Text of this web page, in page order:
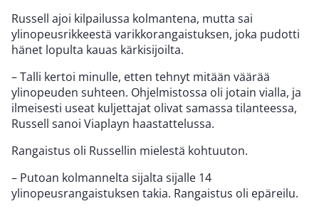
Russell ajoi kilpailussa kolmantena, mutta sai
ylinopeusrikkeestä varikkorangaistuksen, joka pudotti
hänet lopulta kauas kärkisijoilta.
– Talli kertoi minulle, etten tehnyt mitään väärää
ylinopeuden suhteen. Ohjelmistossa oli jotain vialla, ja
ilmeisesti useat kuljettajat olivat samassa tilanteessa,
Russell sanoi Viaplayn haastattelussa.
Rangaistus oli Russellin mielestä kohtuuton.
– Putoan kolmannelta sijalta sijalle 14
ylinopeusrangaistuksen takia. Rangaistus oli epäreilu.